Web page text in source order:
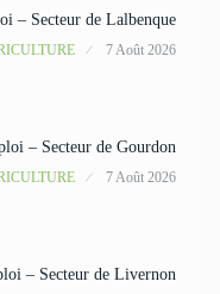
– Secteur de Lalbenque
7 Août 2026
– Secteur de Gourdon
7 Août 2026
– Secteur de Livernon